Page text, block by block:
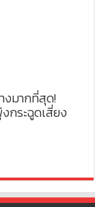
งมากที่สุด!
กระฉูดเสี่ยง